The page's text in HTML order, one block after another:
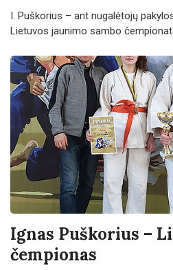
I. Puškorius – ant nugalėtojų
Lietuvos jaunimo sambo
Ignas Puškorius –
čempionas